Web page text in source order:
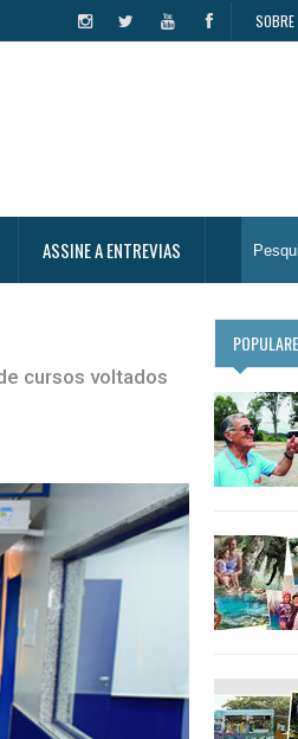
SOBRE
ASSINE A ENTREVIAS
cursos voltados